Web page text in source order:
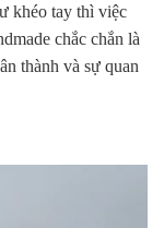
khéo tay thì việc
chắc chắn là
thành và sự quan